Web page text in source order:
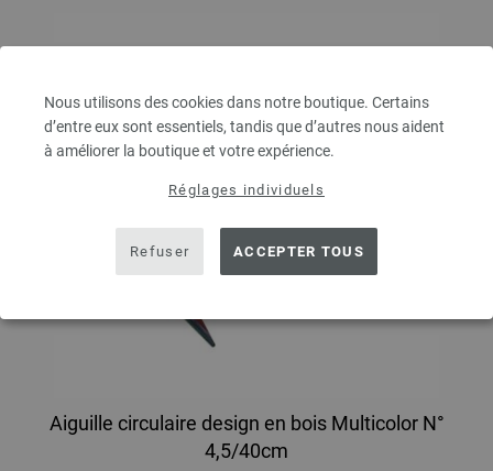
Nous utilisons des cookies dans notre boutique. Certains
d’entre eux sont essentiels, tandis que d’autres nous aident
à améliorer la boutique et votre expérience.
Réglages individuels
Refuser ACCEPTER TOUS
Aiguille circulaire design en bois Multicolor N°
4,5/40cm